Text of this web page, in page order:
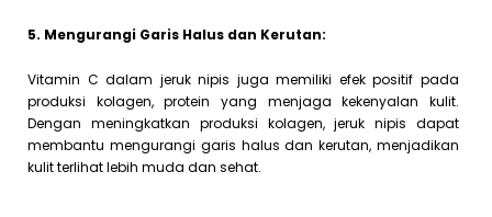
5. Mengurangi Garis Halus dan Kerutan:
Vitamin C dalam jeruk nipis juga memiliki efek positif pada
produksi kolagen, protein yang menjaga kekenyalan kulit.
Dengan meningkatkan produksi kolagen, jeruk nipis dapat
membantu mengurangi garis halus dan kerutan, menjadikan
kulit terlihat lebih muda dan sehat.